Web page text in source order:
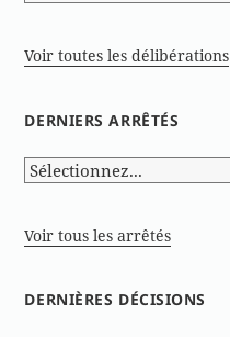
Voir toutes les délibérations
DERNIERS ARRÊTÉS
Voir tous les arrêtés
DERNIÈRES DÉCISIONS